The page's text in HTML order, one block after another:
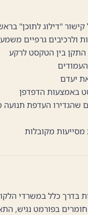
"דילוג לתוכן"
התקן בין הטקסט לרקע
יעדם
באמצעות הדפדפן
מסייעות מקובלות
כלל במשרדי
בפורמט נגיש,